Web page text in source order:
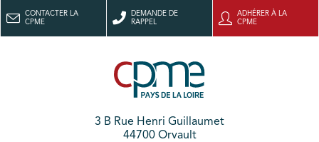
CONTACTER LA
CPME
DEMANDE DE
RAPPEL
ADHÉRER À LA
CPME
3 B Rue Henri Guillaumet
44700 Orvault